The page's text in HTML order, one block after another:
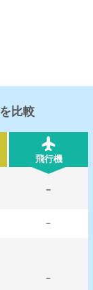
比較
飛行機
－
－
－